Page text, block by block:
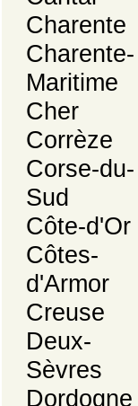
Charente
Charente-
Maritime
Cher
Corrèze
Corse-du-
Sud
Côte-d'Or
Côtes-
d'Armor
Creuse
Deux-
Sèvres
Dordogne